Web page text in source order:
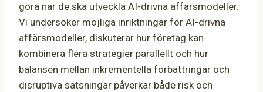
göra när de ska utveckla AI-drivna affärsmodeller.
Vi undersöker möjliga inriktningar för AI-drivna
affärsmodeller, diskuterar hur företag kan
kombinera flera strategier parallellt och hur
balansen mellan inkrementella förbättringar och
disruptiva satsningar påverkar både risk och